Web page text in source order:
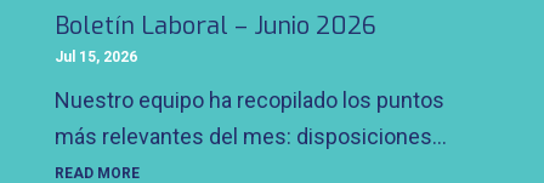
Boletín Laboral – Junio 2026
Jul 15, 2026
Nuestro equipo ha recopilado los puntos
más relevantes del mes: disposiciones...
READ MORE